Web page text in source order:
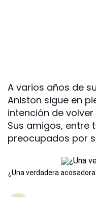
A varios años de
Aniston sigue en
intención de
Sus amigos, entre
preocupados por
¿Una verdadera